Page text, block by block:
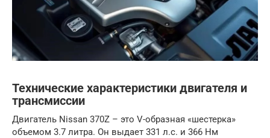
Технические характеристики двигателя и
трансмиссии
Двигатель Nissan 370Z – это V-образная «шестерка»
объемом 3.7 литра. Он выдает 331 л.с. и 366 Нм